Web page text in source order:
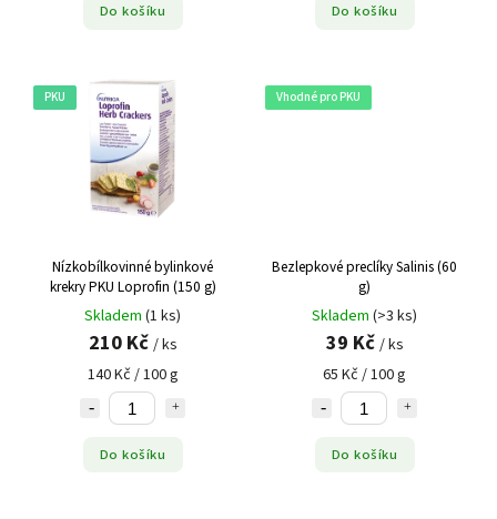
Do košíku Do košíku
PKU
Nízkobílkovinné bylinkové
krekry PKU Loprofin (150 g)
Skladem (1 ks)
210 Kč / ks
140 Kč / 100 g
Do košíku
Vhodné pro PKU
Bezlepkové preclíky Salinis (60
g)
Skladem (>3 ks)
39 Kč / ks
65 Kč / 100 g
Do košíku